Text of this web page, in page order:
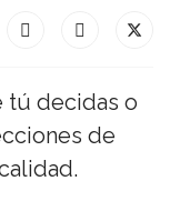
tú decidas o
de